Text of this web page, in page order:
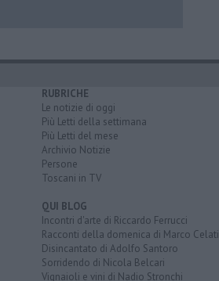
RUBRICHE
Le notizie di oggi
Più Letti della settimana
Più Letti del mese
Archivio Notizie
Persone
Toscani in TV
QUI BLOG
Incontri d'arte di Riccardo Ferrucci
Racconti della domenica di Marco Celati
Disincantato di Adolfo Santoro
Sorridendo di Nicola Belcari
Vignaioli e vini di Nadio Stronchi